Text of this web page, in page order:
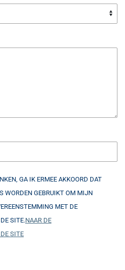
GA IK ERMEE AKKOORD DAT
WORDEN GEBRUIKT OM MIJN
MET DE
SITE.NAAR DE
SITE